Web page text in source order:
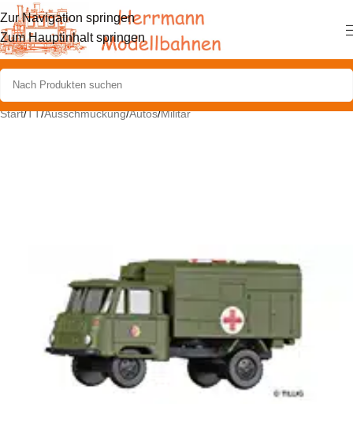
Zur Navigation springen
Zum Hauptinhalt springen
Start/TT/Ausschmückung/Autos/Militär